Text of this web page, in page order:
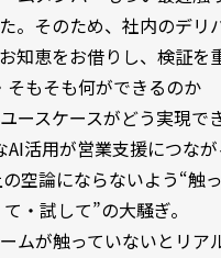
。そのため、社内のデリ
知恵をお借りし、検証を
そもそも何ができるのか
ースケースがどう実現で
AI活用が営業支援につな
空論にならないよう“触
て・試して”の大騒ぎ。
ムが触っていないとリア